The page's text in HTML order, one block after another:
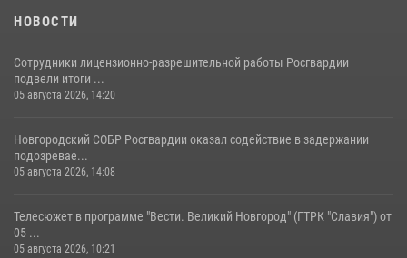
НОВОСТИ
Сотрудники лицензионно-разрешительной работы Росгвардии
подвели итоги ...
05 августа 2026, 14:20
Новгородский СОБР Росгвардии оказал содействие в задержании
подозревае...
05 августа 2026, 14:08
Телесюжет в программе "Вести. Великий Новгород" (ГТРК "Славия") от
05 ...
05 августа 2026, 10:21